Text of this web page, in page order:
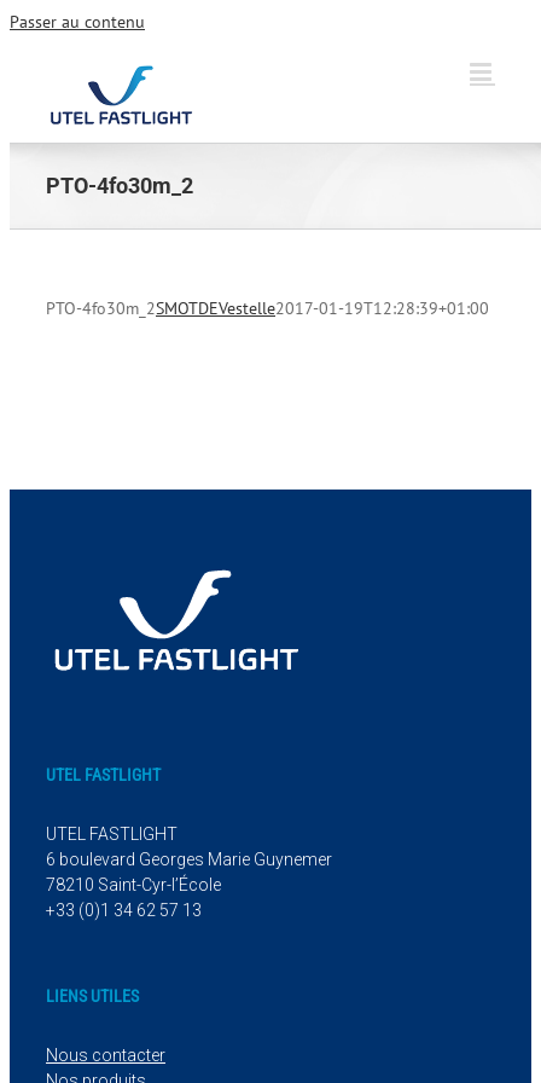
Passer au contenu
PTO-4fo30m_2
PTO-4fo30m_2SMOTDEVestelle2017-01-19T12:28:39+01:00
UTEL FASTLIGHT
UTEL FASTLIGHT
6 boulevard Georges Marie Guynemer
78210 Saint-Cyr-l’École
+33 (0)1 34 62 57 13
LIENS UTILES
Nous contacter